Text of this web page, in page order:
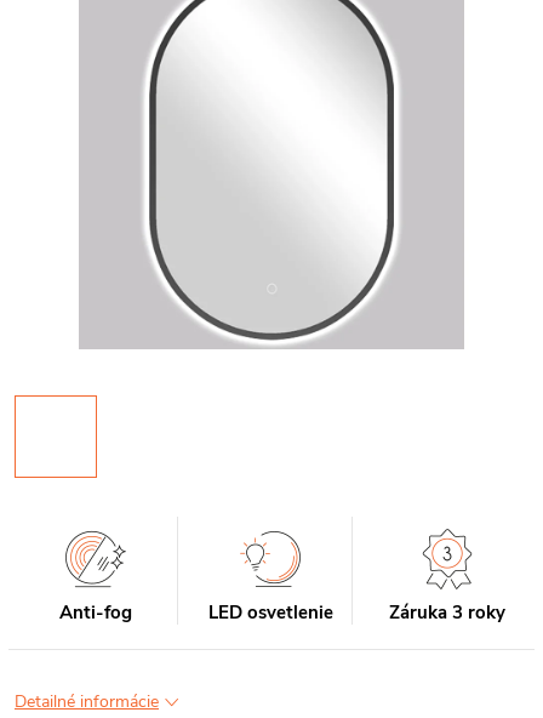
Anti-fog LED osvetlenie Záruka 3 roky
Detailné informácie